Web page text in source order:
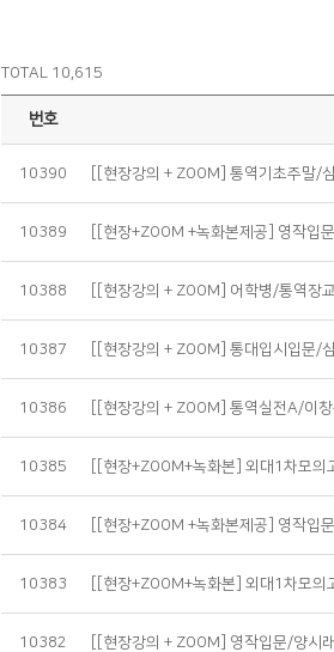
TOTAL 10,615
번호
10390 [[현장강의 + ZOOM] 통역기초주말/
10389 [[현장+ZOOM +녹화본제공] 영작입
10388 [[현장강의 + ZOOM] 어학병/통역
10387 [[현장강의 + ZOOM] 통대입시입문/
10386 [[현장강의 + ZOOM] 통역실전A/이
10385 [[현장+ZOOM+녹화본] 외대1차모
10384 [[현장+ZOOM +녹화본제공] 영작입
10383 [[현장+ZOOM+녹화본] 외대1차모
10382 [[현장강의 + ZOOM] 영작입문/양시